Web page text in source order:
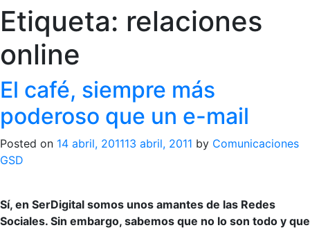
Etiqueta: relaciones
online
El café, siempre más
poderoso que un e-mail
Posted on 14 abril, 201113 abril, 2011 by Comunicaciones
GSD
Sí, en SerDigital somos unos amantes de las Redes
Sociales. Sin embargo, sabemos que no lo son todo y que